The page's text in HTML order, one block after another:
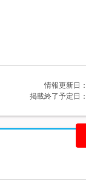
情報更新日：
掲載終了予定日：